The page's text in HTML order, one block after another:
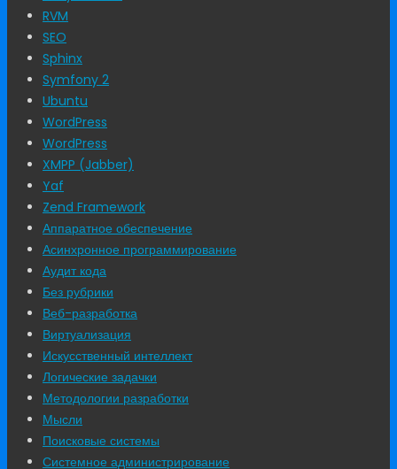
RVM
SEO
Sphinx
Symfony 2
Ubuntu
WordPress
WordPress
XMPP (Jabber)
Yaf
Zend Framework
Аппаратное обеспечение
Асинхронное программирование
Аудит кода
Без рубрики
Веб-разработка
Виртуализация
Искусственный интеллект
Логические задачки
Методологии разработки
Мысли
Поисковые системы
Системное администрирование